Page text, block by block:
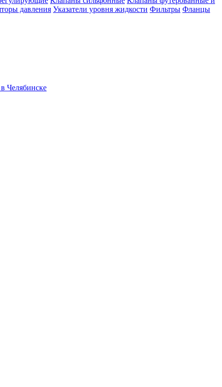
давления Указатели уровня жидкости Фильтры Фланцы